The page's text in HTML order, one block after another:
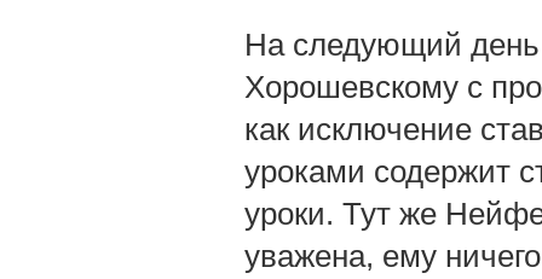
На следующий день
Хорошевскому с
как исключение
уроками содержит
уроки. Тут же
уважена, ему